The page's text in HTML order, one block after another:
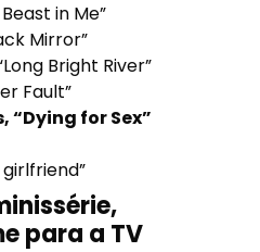
in Me”
Mirror”
Bright River”
Fault”
“Dying for Sex”
para a TV